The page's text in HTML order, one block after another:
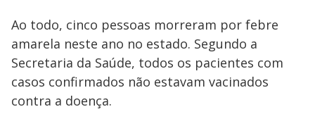
Ao todo, cinco pessoas morreram por febre
amarela neste ano no estado. Segundo a
Secretaria da Saúde, todos os pacientes com
casos confirmados não estavam vacinados
contra a doença.